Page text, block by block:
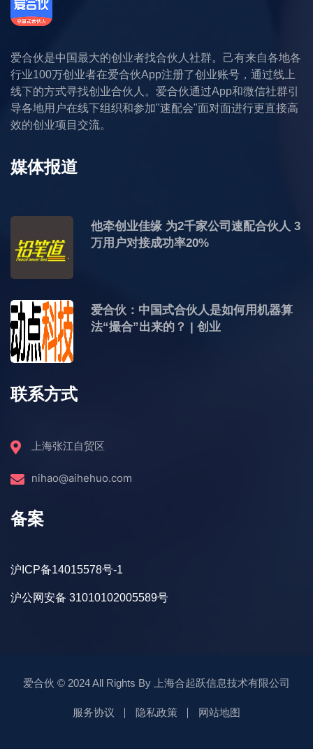
爱合伙是中国最大的创业者找合伙人社群。己有来自各地各
行业100万创业者在爱合伙App注册了创业账号，通过线上
线下的方式寻找创业合伙人。爱合伙通过App和微信社群引
导各地用户在线下组织和参加"速配会"面对面进行更直接高
效的创业项目交流。
媒体报道
他牵创业佳缘 为2千家公司速配合伙人 3
万用户对接成功率20%
爱合伙：中国式合伙人是如何用机器算
法“撮合”出来的？ | 创业
联系方式
上海张江自贸区
nihao@aihehuo.com
备案
沪ICP备14015578号-1
沪公网安备 31010102005589号
爱合伙 © 2024 All Rights By 上海合起跃信息技术有限公司
服务协议 隐私政策 网站地图